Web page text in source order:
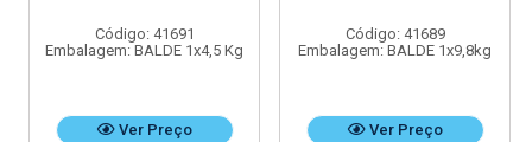
Código: 41691
Embalagem: BALDE 1x4,5 Kg
Ver Preço
Código: 41689
Embalagem: BALDE 1x9,8kg
Ver Preço